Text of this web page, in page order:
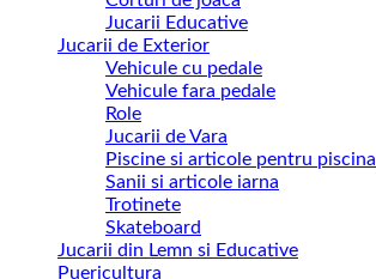
Jucarii Educative
Jucarii de Exterior
Vehicule cu pedale
Vehicule fara pedale
Role
Jucarii de Vara
Piscine si articole pentru piscina
Sanii si articole iarna
Trotinete
Skateboard
Jucarii din Lemn si Educative
Puericultura